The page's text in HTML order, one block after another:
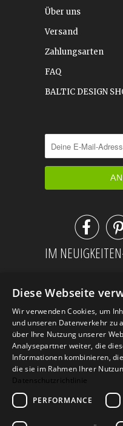
Über uns
Versand
Zahlungsarten
FAQ
BALTIC DESIGN

IM
AGB
Diese Webseite
Wir verwenden Cookies, um
und unseren Datenverkehr zu
über Ihre Nutzung unserer
Analysepartner weiter, die
Informationen kombinieren,
die sie im Rahmen Ihrer
Datenschutzrichtlinie
PERFORMANCE